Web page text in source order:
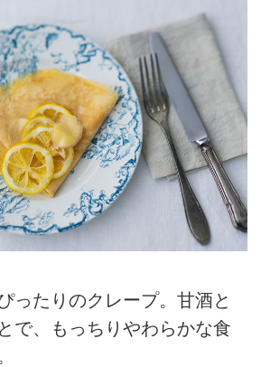
ったりのクレープ。甘酒と
で、もっちりやわらかな食